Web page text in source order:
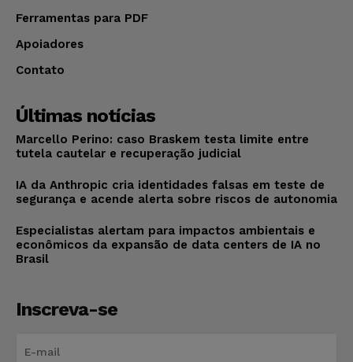
Ferramentas para PDF
Apoiadores
Contato
Últimas notícias
Marcello Perino: caso Braskem testa limite entre
tutela cautelar e recuperação judicial
IA da Anthropic cria identidades falsas em teste de
segurança e acende alerta sobre riscos de autonomia
Especialistas alertam para impactos ambientais e
econômicos da expansão de data centers de IA no
Brasil
Inscreva-se